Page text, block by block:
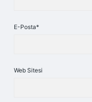
E-Posta*
Web Sitesi